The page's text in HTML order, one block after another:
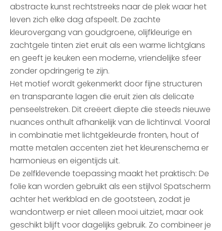
abstracte kunst rechtstreeks naar de plek waar het
leven zich elke dag afspeelt. De zachte
kleurovergang van goudgroene, olijfkleurige en
zachtgele tinten ziet eruit als een warme lichtglans
en geeft je keuken een moderne, vriendelijke sfeer
zonder opdringerig te zijn.
Het motief wordt gekenmerkt door fijne structuren
en transparante lagen die eruit zien als delicate
penseelstreken. Dit creëert diepte die steeds nieuwe
nuances onthult afhankelijk van de lichtinval. Vooral
in combinatie met lichtgekleurde fronten, hout of
matte metalen accenten ziet het kleurenschema er
harmonieus en eigentijds uit.
De zelfklevende toepassing maakt het praktisch: De
folie kan worden gebruikt als een stijlvol Spatscherm
achter het werkblad en de gootsteen, zodat je
wandontwerp er niet alleen mooi uitziet, maar ook
geschikt blijft voor dagelijks gebruik. Zo combineer je